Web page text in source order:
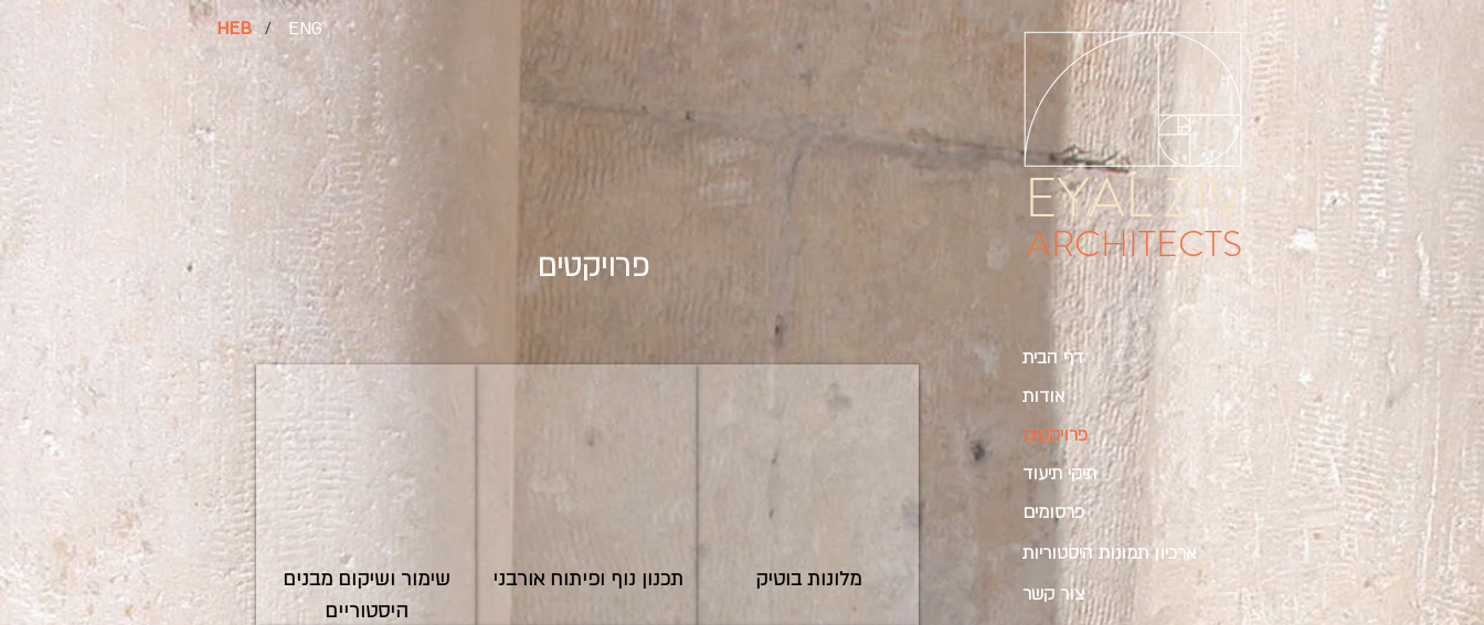
EYAL ZIV
ARCHITECTS
/ ENG
HEB
דף הבית
אודות
פרויקטים
תיקי תיעוד
פרסומים
ארכיון תמונות היסטוריות
צור קשר
פרויקטים
תכנון נוף ופיתוח אורבני
שימור ושיקום מבנים
היסטוריים
מלונות בוטיק